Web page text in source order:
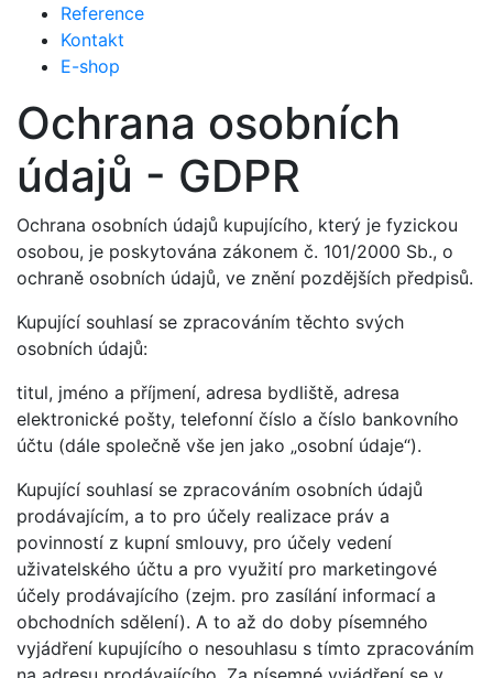
Reference
Kontakt
E-shop
Ochrana osobních
údajů - GDPR
Ochrana osobních údajů kupujícího, který je fyzickou
osobou, je poskytována zákonem č. 101/2000 Sb., o
ochraně osobních údajů, ve znění pozdějších předpisů.
Kupující souhlasí se zpracováním těchto svých
osobních údajů:
titul, jméno a příjmení, adresa bydliště, adresa
elektronické pošty, telefonní číslo a číslo bankovního
účtu (dále společně vše jen jako „osobní údaje“).
Kupující souhlasí se zpracováním osobních údajů
prodávajícím, a to pro účely realizace práv a
povinností z kupní smlouvy, pro účely vedení
uživatelského účtu a pro využití pro marketingové
účely prodávajícího (zejm. pro zasílání informací a
obchodních sdělení). A to až do doby písemného
vyjádření kupujícího o nesouhlasu s tímto zpracováním